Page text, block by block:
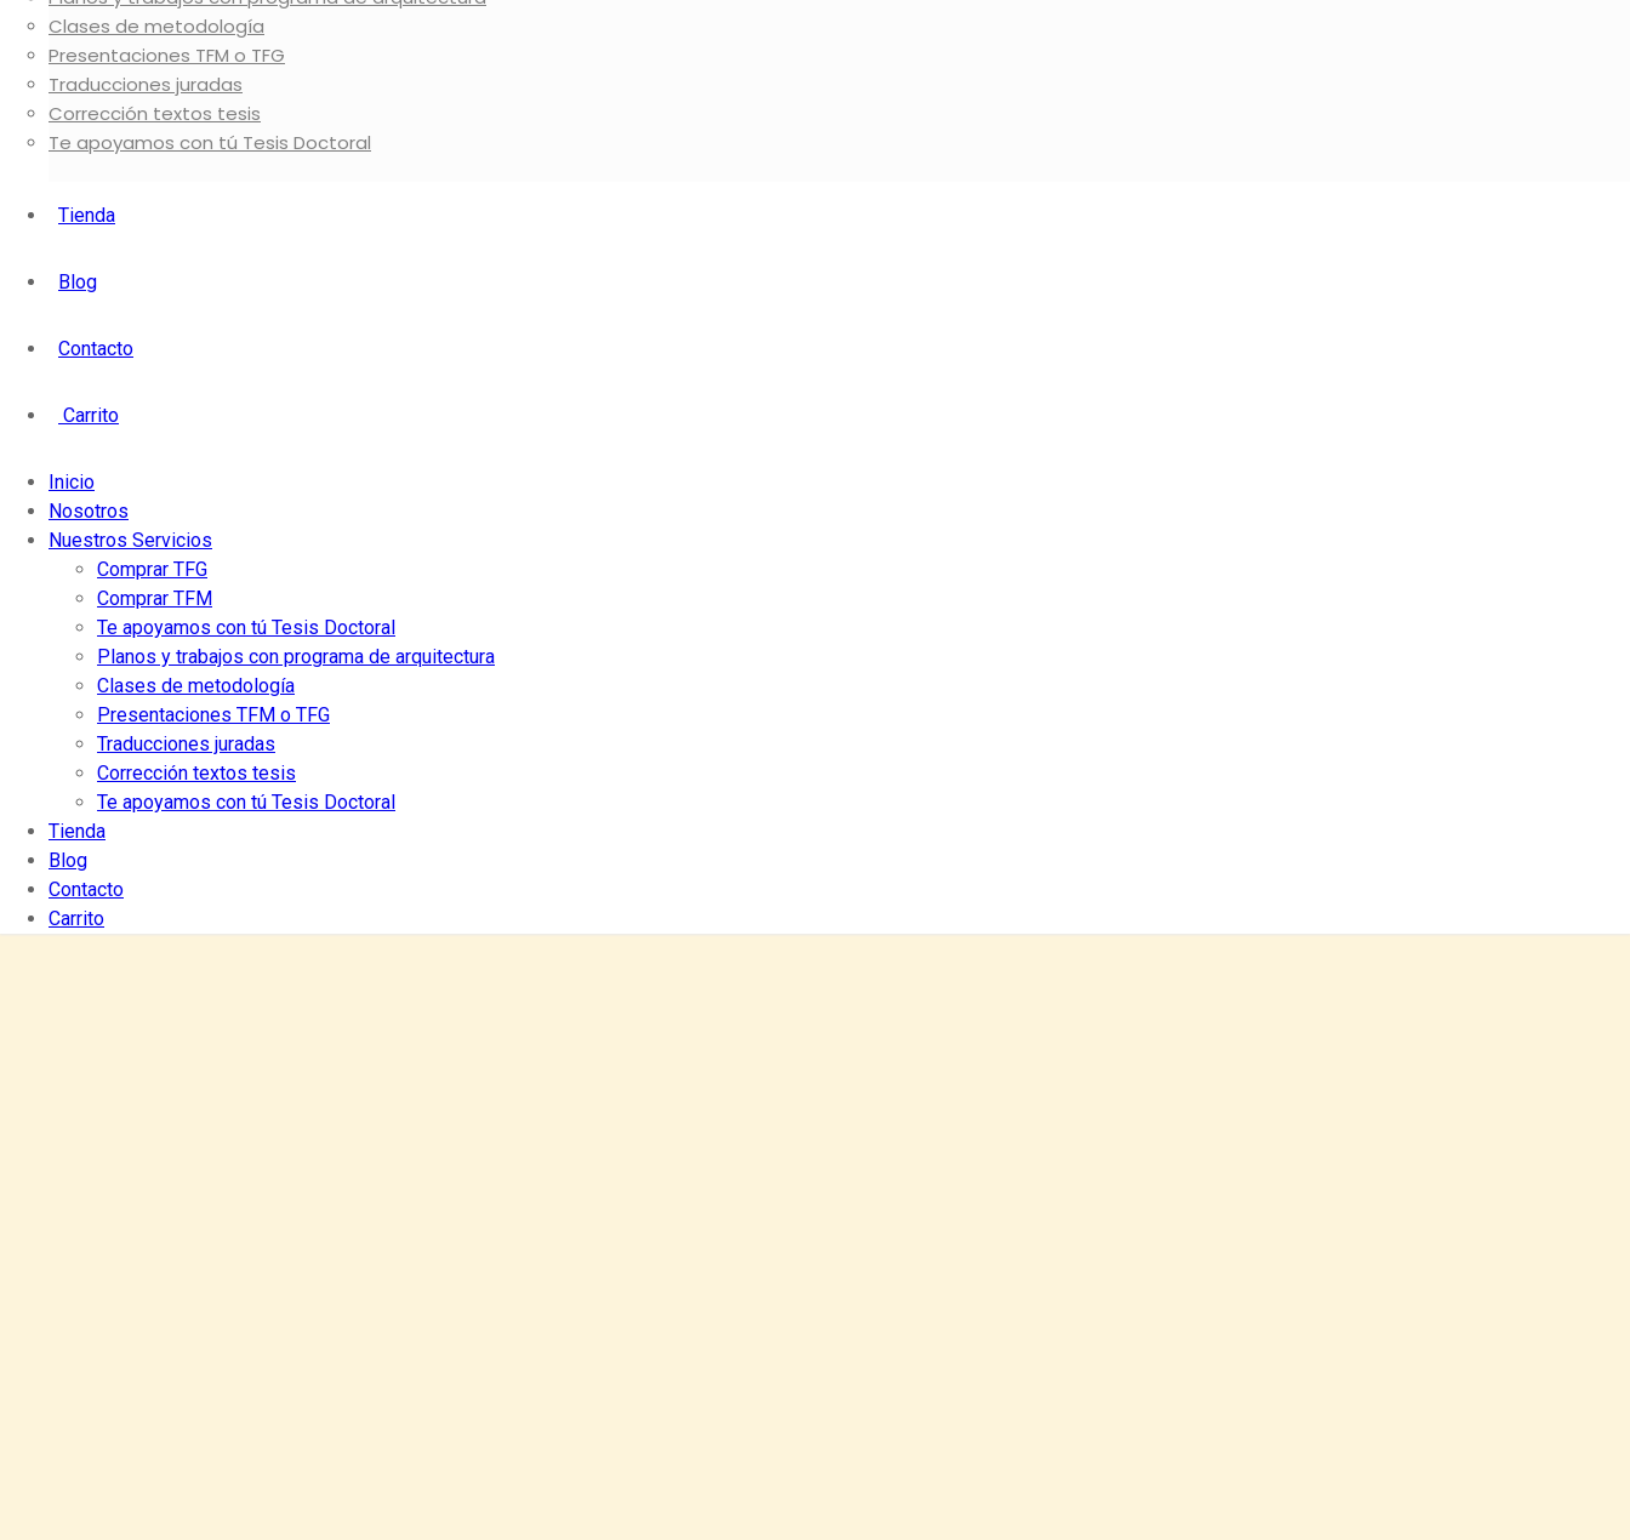
Clases de metodología
Presentaciones TFM o TFG
Traducciones juradas
Corrección textos tesis
Te apoyamos con tú Tesis Doctoral
Tienda
Blog
Contacto
Carrito
Inicio
Nosotros
Nuestros Servicios
Comprar TFG
Comprar TFM
Te apoyamos con tú Tesis Doctoral
Planos y trabajos con programa de arquitectura
Clases de metodología
Presentaciones TFM o TFG
Traducciones juradas
Corrección textos tesis
Te apoyamos con tú Tesis Doctoral
Tienda
Blog
Contacto
Carrito